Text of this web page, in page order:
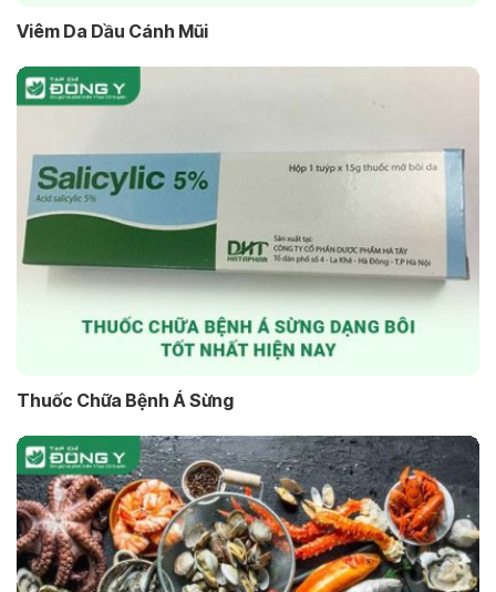
Viêm Da Dầu Cánh Mũi
Thuốc Chữa Bệnh Á Sừng